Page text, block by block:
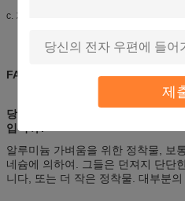
제
c. 기술지원: 특별한 급여받는 서비스는 고
FAQ
당신은 어떻게 당신이 당신의 셰이
입니까?
알루미늄 가벼움을 위한 정착물, 보
네슘에 의하여. 그들은 던져지 단단
니다, 또는 더 작은 정착물. 대부분